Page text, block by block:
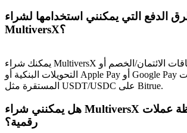
الدفع التي يمكنني استخدامها لشراء
MultiversX؟
يمكنك شراء MultiversX باستخدام بطاقات الائتمان/الخصم أو
التحويلات البنكية أو Apple Pay أو Google Pay أو عبر العملات
المستقرة مثل USDT/USDC على Bitrue.
هل يمكنني شراء MultiversX بدون محفظة عملات
رقمية؟